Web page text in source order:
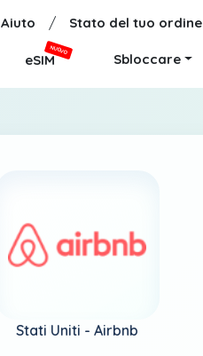
Aiuto / Stato del tuo ordine
eSIM
NUOVO
Sbloccare
Stati Uniti - Airbnb